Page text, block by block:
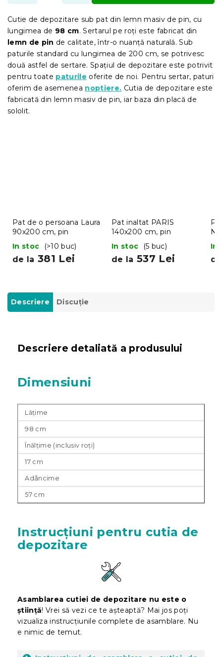
Cutie de depozitare sub pat din lemn masiv de pin, cu
lungimea de 98 cm. Sertarul pe roți este fabricat din
lemn de pin de calitate, într-o nuanță naturală. Sub
paturile standard cu lungimea de 200 cm, se potrivesc
două astfel de sertare. Spațiul de depozitare este potrivit
pentru toate paturile oferite de noi. Pentru sertar, paturi
oferim de asemenea noptiere. Cutia de depozitare este
fabricată din lemn masiv de pin, iar baza din placă de
sololit.
Pat de o persoana Laura
90x200 cm, pin
In stoc
(>10 buc)
de la 381 Lei
Pat inaltat PARIS
140x200 cm, pin
In stoc
(5 buc)
de la 537 Lei
In
Descriere Discuţie
Descriere detaliată a produsului
Dimensiuni
Lățime
98 cm
Înălțime (inclusiv roți)
17 cm
Adâncime
57 cm
Instrucțiuni pentru cutia de
depozitare
Asamblarea cutiei de depozitare nu este o
știință! Vrei să vezi ce te așteaptă? Mai jos poți
vizualiza instrucțiunile complete de asamblare. Nu
e nimic de temut.